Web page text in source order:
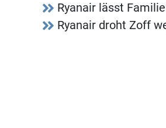
Ryanair lässt
Ryanair droht Zoff